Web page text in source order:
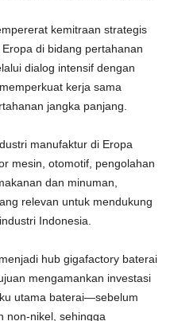
kemitraan strategis
di bidang pertahanan
dialog intensif dengan
kerja sama
jangka panjang.
manufaktur di Eropa
mesin, otomotif, pengolahan
dan minuman,
relevan untuk mendukung
Indonesia.
hub gigafactory baterai
mengamankan investasi
utama baterai—sebelum
non‑nikel, sehingga